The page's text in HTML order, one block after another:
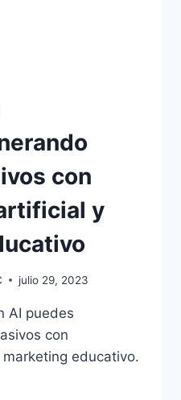
con
y
julio 29, 2023
AI puedes
con
educativo.